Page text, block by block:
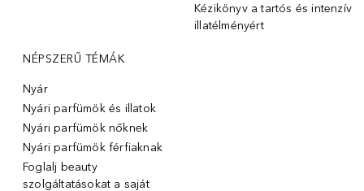
Kézikönyv a tartós és intenzív
illatélményért
NÉPSZERŰ TÉMÁK
Nyár
Nyári parfümök és illatok
Nyári parfümök nőknek
Nyári parfümök férfiaknak
Foglalj beauty
szolgáltatásokat a saját